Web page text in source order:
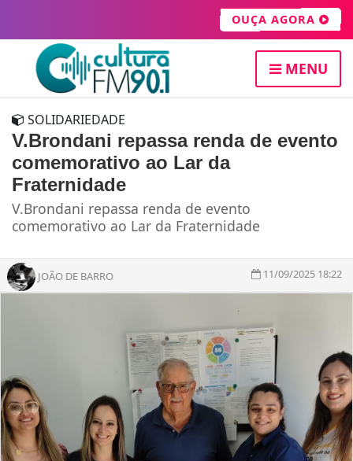
OUÇA AGORA
MENU
SOLIDARIEDADE
V.Brondani repassa renda de evento
comemorativo ao Lar da
Fraternidade
V.Brondani repassa renda de evento
comemorativo ao Lar da Fraternidade
JOÃO DE BARRO 11/09/2025 18:22